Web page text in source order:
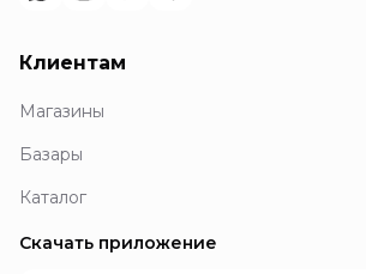
Клиентам
Магазины
Базары
Каталог
Скачать приложение